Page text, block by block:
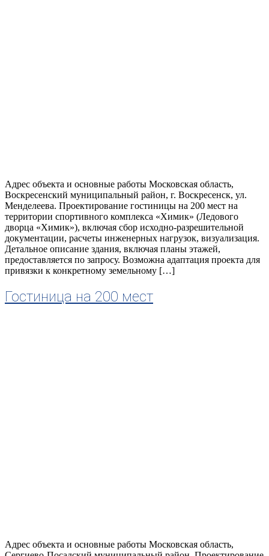
Адрес объекта и основные работы Московская область,
Воскресенский муниципальный район, г. Воскресенск, ул.
Менделеева. Проектирование гостиницы на 200 мест на
территории спортивного комплекса «Химик» (Ледового
дворца «Химик»), включая сбор исходно-разрешительной
документации, расчеты инженерных нагрузок, визуализация.
Детальное описание здания, включая планы этажей,
предоставляется по запросу. Возможна адаптация проекта для
привязки к конкретному земельному […]
Гостиница на 200 мест
Адрес объекта и основные работы Московская область,